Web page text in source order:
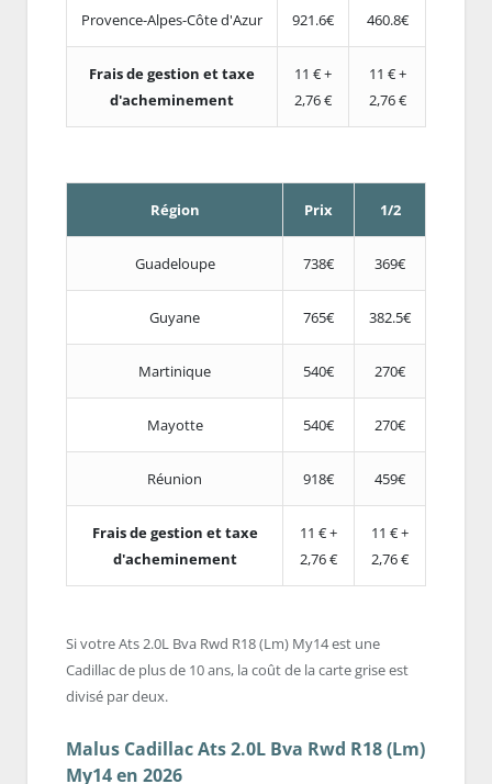
Provence-Alpes-Côte d'Azur 921.6€ 460.8€
Frais de gestion et taxe
d'acheminement
11 € +
2,76 €
11 € +
2,76 €
Région Prix 1/2
Guadeloupe 738€ 369€
Guyane 765€ 382.5€
Martinique 540€ 270€
Mayotte 540€ 270€
Réunion 918€ 459€
Frais de gestion et taxe
d'acheminement
11 € +
2,76 €
11 € +
2,76 €
Si votre Ats 2.0L Bva Rwd R18 (Lm) My14 est une
Cadillac de plus de 10 ans, la coût de la carte grise est
divisé par deux.
Malus Cadillac Ats 2.0L Bva Rwd R18 (Lm)
My14 en 2026